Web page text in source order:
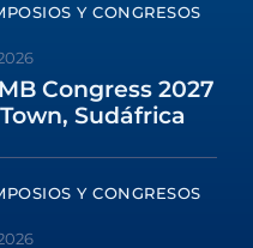
Y CONGRESOS
Congress 2027
Sudáfrica
Y CONGRESOS